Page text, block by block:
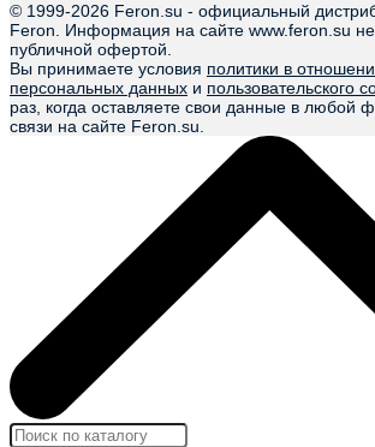
© 1999-2026 Feron.su - официальный
Feron. Информация на сайте www.feron.su не
публичной офертой.
Вы принимаете условия политики в
персональных данных и пользовательского
раз, когда оставляете свои данные в любой
связи на сайте Feron.su.